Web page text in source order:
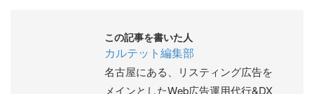
この記事を書いた人
カルテット編集部
名古屋にある、リスティング広告を
メインとしたWeb広告運用代行&DX